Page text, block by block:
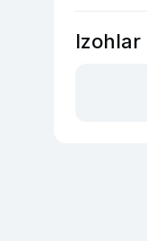
Izohlar